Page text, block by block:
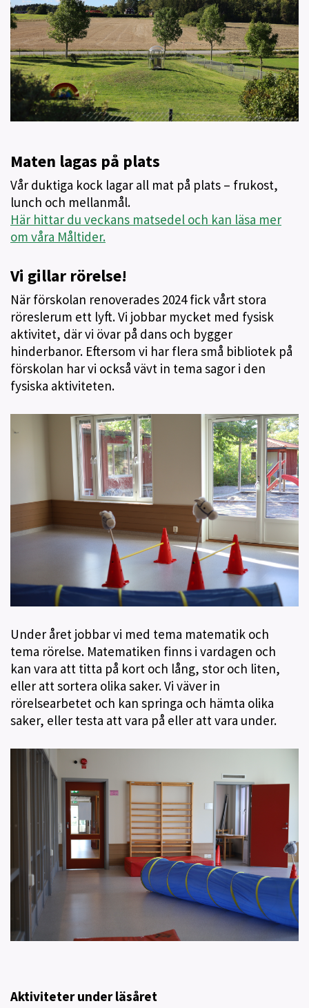
Maten lagas på plats
Vår duktiga kock lagar all mat på plats – frukost,
lunch och mellanmål.
Här hittar du veckans matsedel och kan läsa mer
om våra Måltider.
Vi gillar rörelse!
När förskolan renoverades 2024 fick vårt stora
röreslerum ett lyft. Vi jobbar mycket med fysisk
aktivitet, där vi övar på dans och bygger
hinderbanor. Eftersom vi har flera små bibliotek på
förskolan har vi också vävt in tema sagor i den
fysiska aktiviteten.
Under året jobbar vi med tema matematik och
tema rörelse. Matematiken finns i vardagen och
kan vara att titta på kort och lång, stor och liten,
eller att sortera olika saker. Vi väver in
rörelsearbetet och kan springa och hämta olika
saker, eller testa att vara på eller att vara under.
Aktiviteter under läsåret